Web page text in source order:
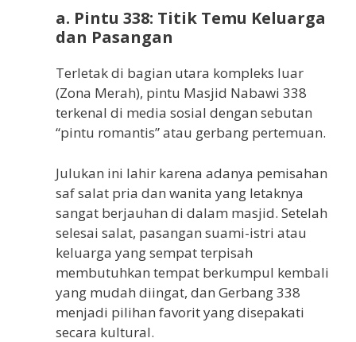
a. Pintu 338: Titik Temu Keluarga
dan Pasangan
Terletak di bagian utara kompleks luar
(Zona Merah), pintu Masjid Nabawi 338
terkenal di media sosial dengan sebutan
“pintu romantis” atau gerbang pertemuan.
Julukan ini lahir karena adanya pemisahan
saf salat pria dan wanita yang letaknya
sangat berjauhan di dalam masjid. Setelah
selesai salat, pasangan suami-istri atau
keluarga yang sempat terpisah
membutuhkan tempat berkumpul kembali
yang mudah diingat, dan Gerbang 338
menjadi pilihan favorit yang disepakati
secara kultural.